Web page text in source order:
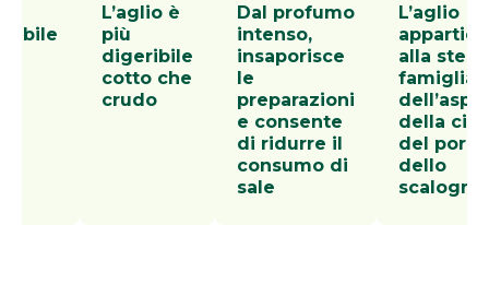
L’aglio è
più
digeribile
cotto che
crudo
Dal profumo
intenso,
insaporisce
le
preparazioni
e consente
di ridurre il
consumo di
sale
L’aglio
alla
famiglia
della
del porro
dello
scalogno